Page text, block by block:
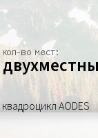
кол-во мест:
AODES